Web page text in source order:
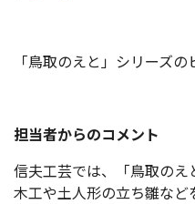
「鳥取のえと」シリーズの
担当者からのコメント
信夫工芸では、「鳥取のえ
木工や土人形の立ち雛など